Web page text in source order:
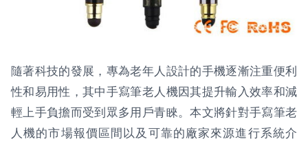
隨著科技的發展，專為老年人設計的手機逐漸注重便利
性和易用性，其中手寫筆老人機因其提升輸入效率和減
輕上手負擔而受到眾多用戶青睞。本文將針對手寫筆老
人機的市場報價區間以及可靠的廠家來源進行系統介